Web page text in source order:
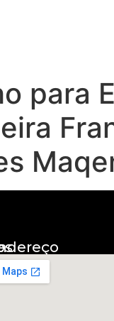
para